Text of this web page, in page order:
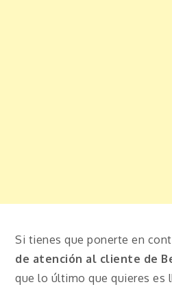
Si tienes que ponerte en
de atención al cliente de
que lo último que quieres es